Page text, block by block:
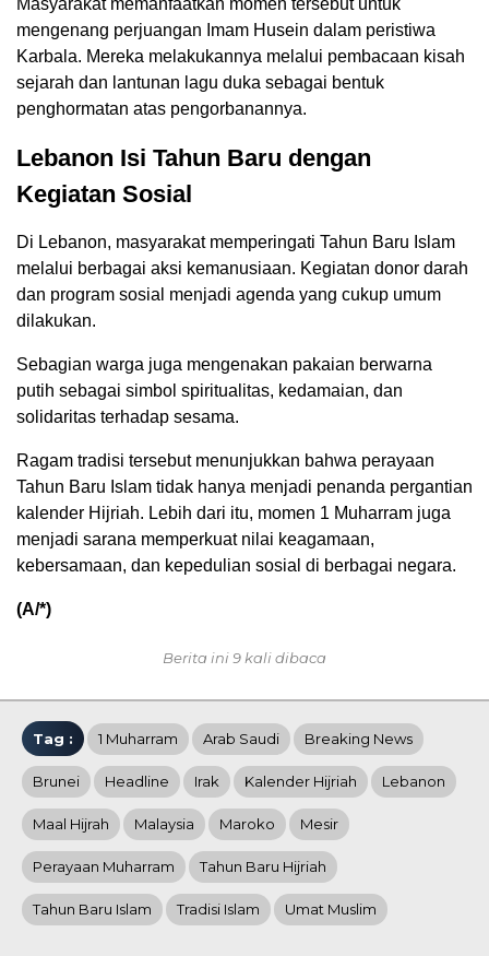
Masyarakat memanfaatkan momen tersebut untuk
mengenang perjuangan Imam Husein dalam peristiwa
Karbala. Mereka melakukannya melalui pembacaan kisah
sejarah dan lantunan lagu duka sebagai bentuk
penghormatan atas pengorbanannya.
Lebanon Isi Tahun Baru dengan
Kegiatan Sosial
Di Lebanon, masyarakat memperingati Tahun Baru Islam
melalui berbagai aksi kemanusiaan. Kegiatan donor darah
dan program sosial menjadi agenda yang cukup umum
dilakukan.
Sebagian warga juga mengenakan pakaian berwarna
putih sebagai simbol spiritualitas, kedamaian, dan
solidaritas terhadap sesama.
Ragam tradisi tersebut menunjukkan bahwa perayaan
Tahun Baru Islam tidak hanya menjadi penanda pergantian
kalender Hijriah. Lebih dari itu, momen 1 Muharram juga
menjadi sarana memperkuat nilai keagamaan,
kebersamaan, dan kepedulian sosial di berbagai negara.
(A/*)
Berita ini 9 kali dibaca
Tag : 1 Muharram Arab Saudi Breaking News
Brunei Headline Irak Kalender Hijriah Lebanon
Maal Hijrah Malaysia Maroko Mesir
Perayaan Muharram Tahun Baru Hijriah
Tahun Baru Islam Tradisi Islam Umat Muslim